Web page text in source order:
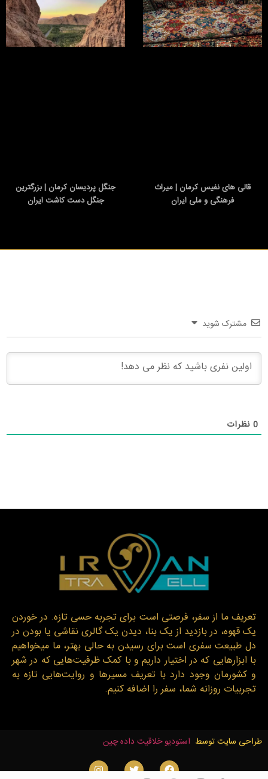
قالی های نفیس کرمان | میراث
فرهنگی و ملی ایران
جنگل پردیسان کرمان | بزرگترین
جنگل دست کاشت ایران
مشترک شوید
0 نظرات
تعریف ما از سفر، فرصتی است برای تجربه حسی تازه. در خوردن
یک قهوه، در بازدید از یک بنا، دیدن یک گالری نقاشی یا بودن در
دل طبیعت سفری است برای رسیدن به حالی بهتر، ما میخواهیم
با ابزارهایی که در اختیار داریم و با کمک ظرفیت‌هایی که در شهر
و کشورمان وجود دارد با تعریف مسیرها و روایت‌هایی تازه به
تجربیات روزانه شما، سفر را اضافه کنیم.
طراحی سایت توسط استودیو خلاقیت داده چین